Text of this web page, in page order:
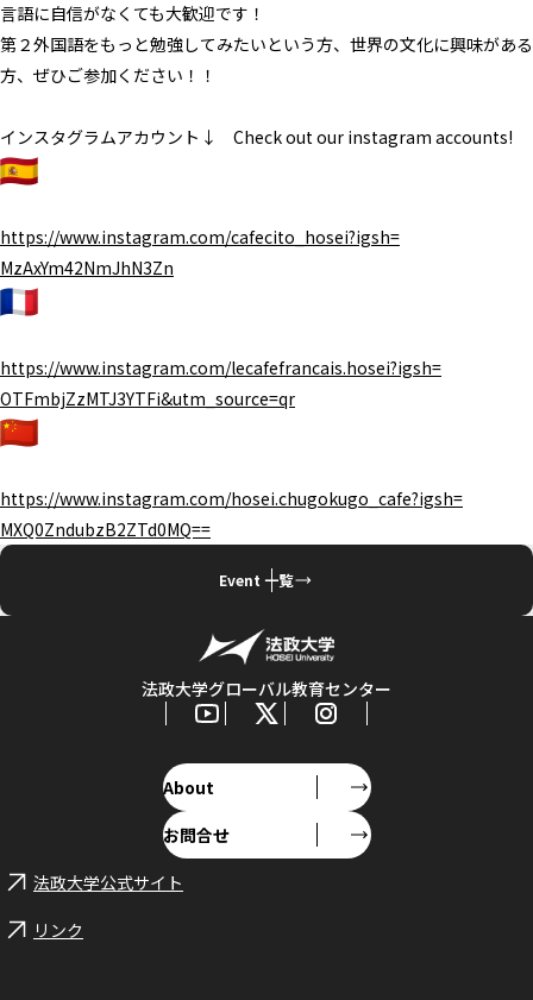
言語に自信がなくても大歓迎です！
第２外国語をもっと勉強してみたいという方、 世界の文化に興味がある
方、ぜひご参加ください！！
インスタグラムアカウント↓ Check out our instagram accounts!
https://www.instagram.com/cafecito_hosei?igsh=
MzAxYm42NmJhN3Zn
https://www.instagram.com/lecafefrancais.hosei?igsh=
OTFmbjZzMTJ3YTFi&utm_source=qr
https://www.instagram.com/hosei.chugokugo_cafe?igsh=
MXQ0ZndubzB2ZTd0MQ==
Event 一覧
法政大学グローバル教育センター
About
お問合せ
法政大学公式サイト
リンク